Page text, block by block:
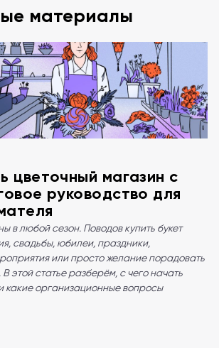
материалы
цветочный магазин с
руководство для
в любой сезон. Поводов купить букет
свадьбы, юбилеи, праздники,
или просто желание порадовать
В этой статье разберём, с чего начать
какие организационные вопросы